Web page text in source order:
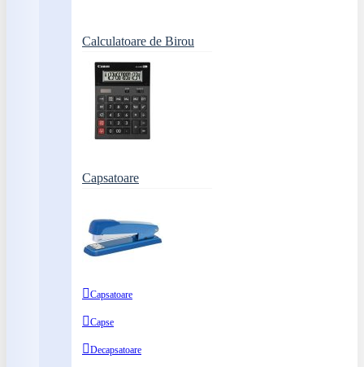
Calculatoare de Birou
Capsatoare
Capsatoare
Capse
Decapsatoare